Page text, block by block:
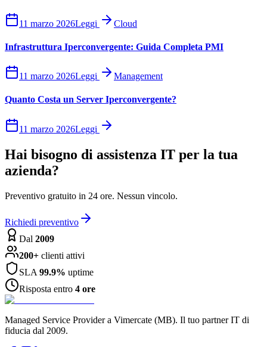
11 marzo 2026Leggi Cloud
Infrastruttura Iperconvergente: Guida Completa PMI
11 marzo 2026Leggi Management
Quanto Costa un Server Iperconvergente?
11 marzo 2026Leggi
Hai bisogno di assistenza IT per la tua
azienda?
Preventivo gratuito in 24 ore. Nessun vincolo.
Richiedi preventivo
Dal 2009
200+ clienti attivi
SLA 99.9% uptime
Risposta entro 4 ore
Managed Service Provider a Vimercate (MB). Il tuo partner IT di
fiducia dal 2009.